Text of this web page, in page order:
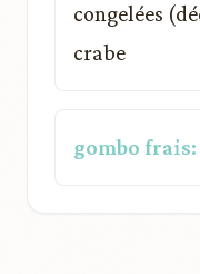
congelées
crabe
gombo frais: